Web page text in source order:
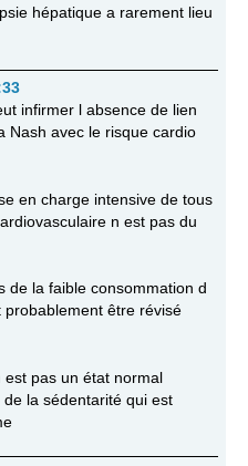
hépatique a rarement lieu
infirmer l absence de lien
Nash avec le risque cardio
en charge intensive de tous
n est pas du
de la faible consommation d
être révisé
pas un état normal
la sédentarité qui est